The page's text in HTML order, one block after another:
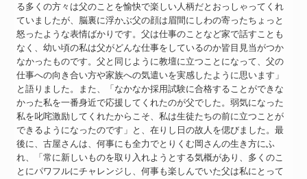
る多くの方々は父のことを愉快で楽しい人柄だとおっしゃってくれ
ていましたが、脳裏に浮かぶ父の顔は眉間にしわの寄ったちょっと
怒ったような表情ばかりです。父は仕事のことなど家で話すことも
なく、幼い頃の私は父がどんな仕事をしているのか皆目見当がつか
なかったものです。父と同じように教壇に立つことになって、父の
仕事への向き合い方や家族への気遣いを実感したように思います」
と語りました。また、「なかなか採用試験に合格することができな
かった私を一番身近で応援してくれたのが父でした。弱気になった
私を叱咤激励してくれたからこそ、私は生徒たちの前に立つことが
できるようになったのです」と、在りし日の故人を偲びました。最
後に、古屋さんは、何事にも全力でとりくむ岡さんの生き方にふ
れ、「常に新しいものを取り入れようとする気概があり、多くのこ
とにパワフルにチャレンジし、何事も楽しんでいた父は私にとって